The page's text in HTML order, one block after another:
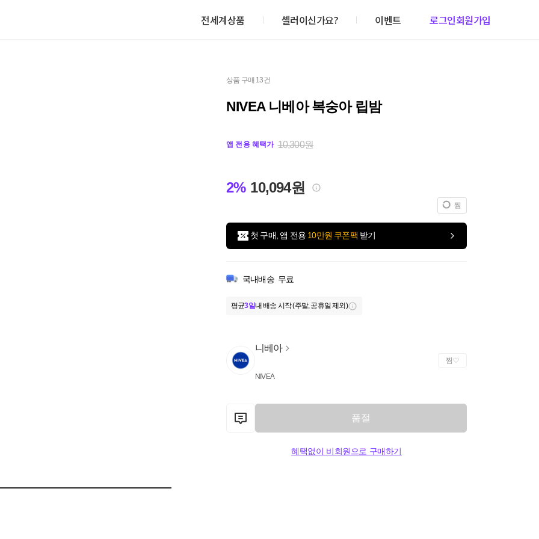
전세계상품 셀러이신가요? 이벤트 로그인회원가입
상품 구매 13건
NIVEA 니베아 복숭아 립밤
앱 전용 혜택가 10,300원
2% 10,094원
찜
첫 구매, 앱 전용 10만원 쿠폰팩 받기
국내배송 무료
평균3일내 배송 시작 (주말, 공휴일 제외)
니베아
NIVEA
찜
품절
혜택없이 비회원으로 구매하기